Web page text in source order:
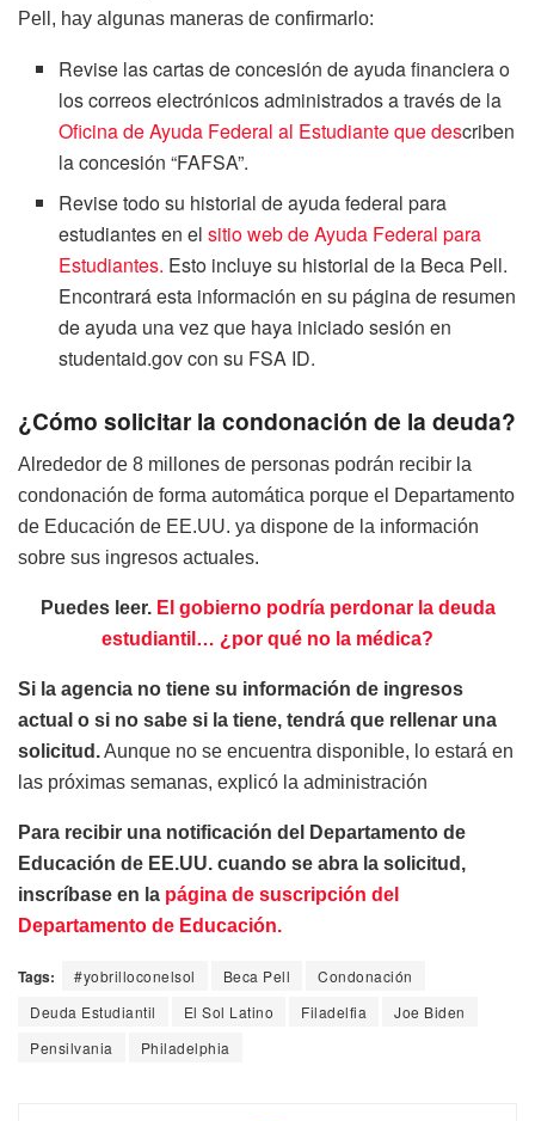
Pell, hay algunas maneras de confirmarlo:
Revise las cartas de concesión de ayuda financiera o
los correos electrónicos administrados a través de la
Oficina de Ayuda Federal al Estudiante que describen
la concesión “FAFSA”.
Revise todo su historial de ayuda federal para
estudiantes en el sitio web de Ayuda Federal para
Estudiantes. Esto incluye su historial de la Beca Pell.
Encontrará esta información en su página de resumen
de ayuda una vez que haya iniciado sesión en
studentaid.gov con su FSA ID.
¿Cómo solicitar la condonación de la deuda?
Alrededor de 8 millones de personas podrán recibir la
condonación de forma automática porque el Departamento
de Educación de EE.UU. ya dispone de la información
sobre sus ingresos actuales.
Puedes leer. El gobierno podría perdonar la deuda
estudiantil… ¿por qué no la médica?
Si la agencia no tiene su información de ingresos
actual o si no sabe si la tiene, tendrá que rellenar una
solicitud.Aunque no se encuentra disponible, lo estará en
las próximas semanas, explicó la administración
Para recibir una notificación del Departamento de
Educación de EE.UU. cuando se abra la solicitud,
inscríbase en la página de suscripción del
Departamento de Educación.
Tags: #yobrilloconelsol Beca Pell
Condonación
Deuda Estudiantil
El Sol Latino Filadelfia
Joe Biden
Pensilvania
Philadelphia